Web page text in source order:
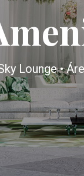
Lounge •